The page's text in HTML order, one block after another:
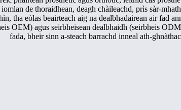
iomlan de thoraidhean, deagh chàileachd, prìs sàr-
tha eòlas beairteach aig na dealbhadairean air fad
OEM) agus seirbheisean dealbhaidh (seirbheis
fada, bheir sinn a-steach barrachd inneal ath-